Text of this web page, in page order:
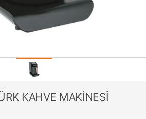
KAHVE MAKİNESİ